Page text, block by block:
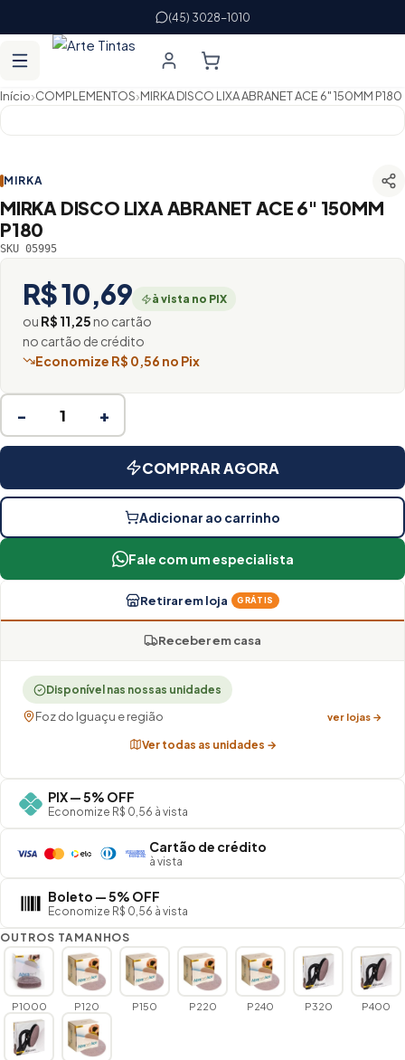
(45) 3028-1010
Início›COMPLEMENTOS›MIRKA DISCO LIXA ABRANET ACE 6" 150MM P180
MIRKA
MIRKA DISCO LIXA ABRANET ACE 6" 150MM
P180
SKU 05995
R$ 10,69 à vista no PIX
ou R$ 11,25no cartão
no cartão de crédito
Economize R$ 0,56 no Pix
− +
COMPRAR AGORA
Adicionar ao carrinho
Fale com um especialista
Retirar em loja GRÁTIS
Receber em casa
Disponível nas nossas unidades
Foz do Iguaçu e região ver lojas →
Ver todas as unidades →
PIX — 5% OFF
Economize R$ 0,56 à vista
Cartão de crédito
à vista
Boleto — 5% OFF
Economize R$ 0,56 à vista
OUTROS TAMANHOS
P1000 P120 P150 P220 P240 P320 P400